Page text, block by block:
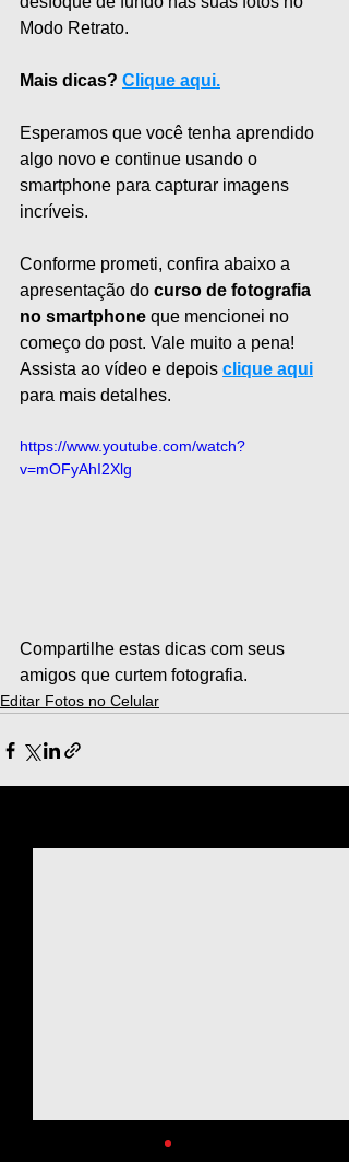
Modo Retrato.
Mais dicas? Clique aqui.
Esperamos que você tenha aprendido
algo novo e continue usando o
smartphone para capturar imagens
incríveis.
Conforme prometi, confira abaixo a
apresentação do curso de fotografia
no smartphone que mencionei no
começo do post. Vale muito a pena!
Assista ao vídeo e depois clique aqui
para mais detalhes.
https://www.youtube.com/watch?
v=mOFyAhI2Xlg
Compartilhe estas dicas com seus
amigos que curtem fotografia.
Editar Fotos no Celular